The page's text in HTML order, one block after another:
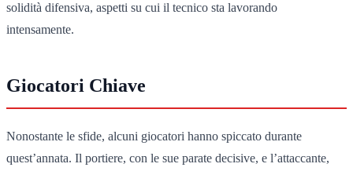
solidità difensiva, aspetti su cui il tecnico sta lavorando
intensamente.
Giocatori Chiave
Nonostante le sfide, alcuni giocatori hanno spiccato durante
quest’annata. Il portiere, con le sue parate decisive, e l’attaccante,